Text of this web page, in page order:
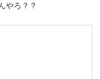
やろ？？